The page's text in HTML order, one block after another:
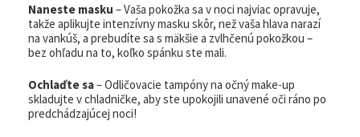
Naneste masku – Vaša pokožka sa v noci najviac opravuje,
takže aplikujte intenzívny masku skôr, než vaša hlava narazí
na vankúš, a prebudíte sa s mäkšie a zvlhčenú pokožkou –
bez ohľadu na to, koľko spánku ste mali.
Ochlaďte sa– Odličovacie tampóny na očný make-up
skladujte v chladničke, aby ste upokojili unavené oči ráno po
predchádzajúcej noci!